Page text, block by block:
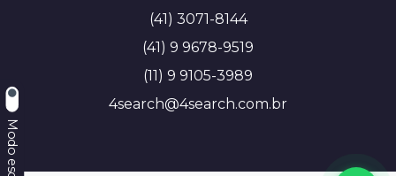
(41) 3071-8144
(41) 9 9678-9519
(11) 9 9105-3989
4search@4search.com.br